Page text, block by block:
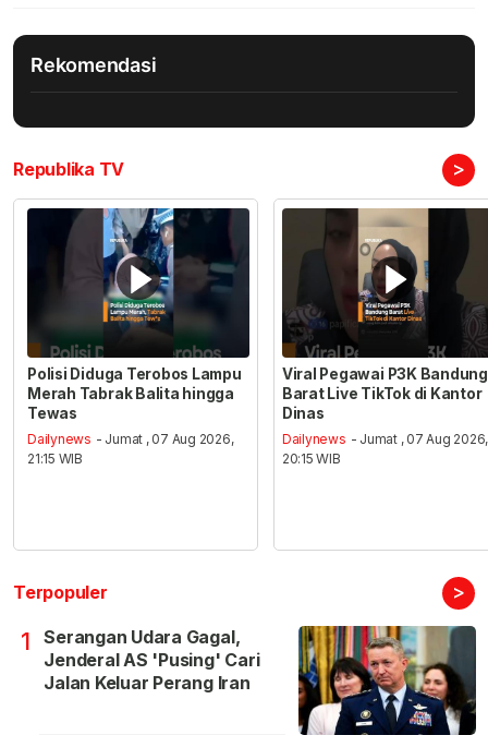
Rekomendasi
Republika TV >
Polisi Diduga Terobos Lampu
Merah Tabrak Balita hingga
Tewas
Dailynews - Jumat , 07 Aug 2026,
21:15 WIB
Viral Pegawai P3K Bandung
Barat Live TikTok di Kantor
Dinas
Dailynews - Jumat , 07 Aug 2026,
20:15 WIB
Terpopuler >
1
Serangan Udara Gagal,
Jenderal AS 'Pusing' Cari
Jalan Keluar Perang Iran